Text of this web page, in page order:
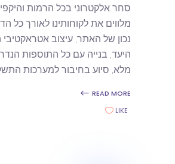
סחר אלקטרוני בכל הרמות
מלווים את לקוחותינו לאורך כל
נכון של האתר, עיצוב
היעד, בנייה עם כל התוספות
מלא, סיוע בחיבור למערכות
READ MORE
LIKE